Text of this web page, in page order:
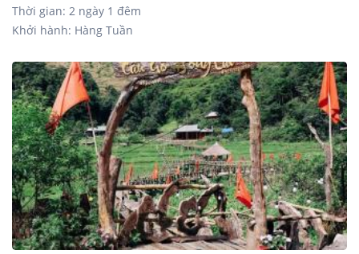
Thời gian: 2 ngày 1 đêm
Khởi hành: Hàng Tuần